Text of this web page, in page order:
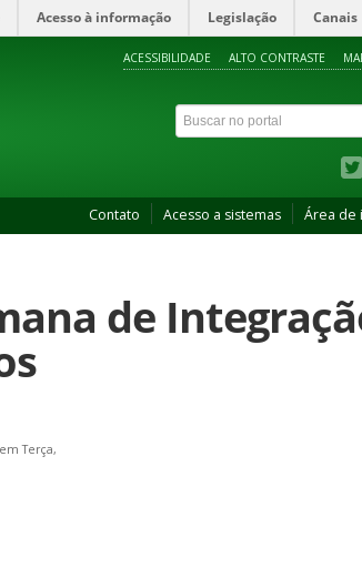
Acesso à informação Legislação Canais
ACESSIBILIDADE ALTO CONTRASTE
Contato Acesso a sistemas Área de
de
Terça,